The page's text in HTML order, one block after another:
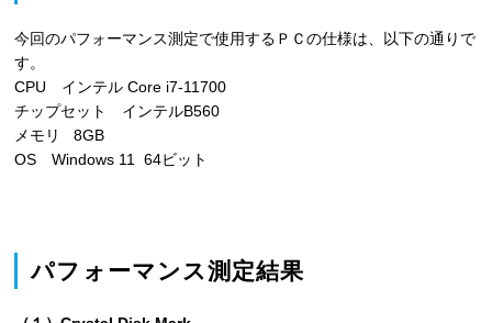
今回のパフォーマンス測定で使用するＰＣの仕様は、以下の通りで
す。
CPU インテル Core i7-11700
チップセット インテルB560
メモリ 8GB
OS Windows 11 64ビット
パフォーマンス測定結果